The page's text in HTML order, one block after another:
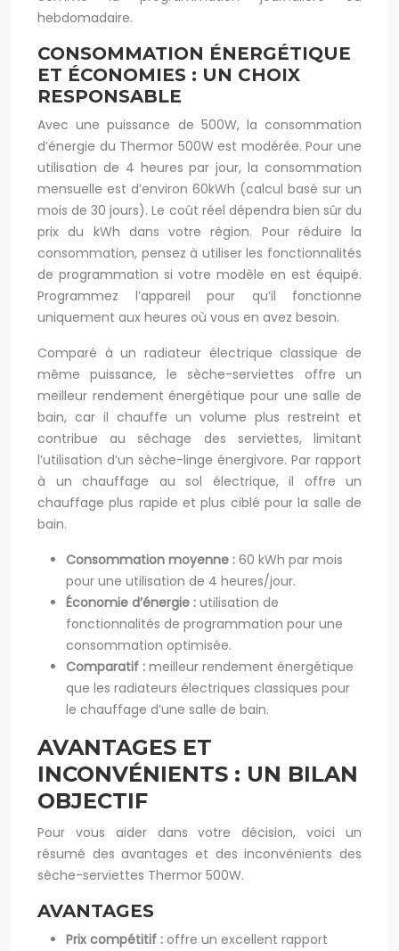
hebdomadaire.
CONSOMMATION ÉNERGÉTIQUE
ET ÉCONOMIES : UN CHOIX
RESPONSABLE
Avec une puissance de 500W, la consommation
d’énergie du Thermor 500W est modérée. Pour une
utilisation de 4 heures par jour, la consommation
mensuelle est d’environ 60kWh (calcul basé sur un
mois de 30 jours). Le coût réel dépendra bien sûr du
prix du kWh dans votre région. Pour réduire la
consommation, pensez à utiliser les fonctionnalités
de programmation si votre modèle en est équipé.
Programmez l’appareil pour qu’il fonctionne
uniquement aux heures où vous en avez besoin.
Comparé à un radiateur électrique classique de
même puissance, le sèche-serviettes offre un
meilleur rendement énergétique pour une salle de
bain, car il chauffe un volume plus restreint et
contribue au séchage des serviettes, limitant
l’utilisation d’un sèche-linge énergivore. Par rapport
à un chauffage au sol électrique, il offre un
chauffage plus rapide et plus ciblé pour la salle de
bain.
Consommation moyenne : 60 kWh par mois
pour une utilisation de 4 heures/jour.
Économie d’énergie : utilisation de
fonctionnalités de programmation pour une
consommation optimisée.
Comparatif : meilleur rendement énergétique
que les radiateurs électriques classiques pour
le chauffage d’une salle de bain.
AVANTAGES ET
INCONVÉNIENTS : UN BILAN
OBJECTIF
Pour vous aider dans votre décision, voici un
résumé des avantages et des inconvénients des
sèche-serviettes Thermor 500W.
AVANTAGES
Prix compétitif : offre un excellent rapport